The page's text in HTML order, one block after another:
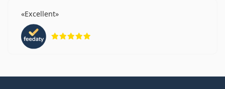
Excellent